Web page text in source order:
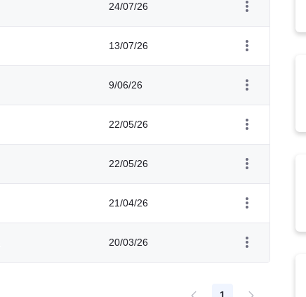
24/07/26
13/07/26
9/06/26
22/05/26
22/05/26
21/04/26
20/03/26